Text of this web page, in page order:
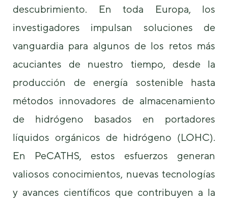
descubrimiento. En toda Europa, los
investigadores impulsan soluciones de
vanguardia para algunos de los retos más
acuciantes de nuestro tiempo, desde la
producción de energía sostenible hasta
métodos innovadores de almacenamiento
de hidrógeno basados ​​en portadores
líquidos orgánicos de hidrógeno (LOHC).
En PeCATHS, estos esfuerzos generan
valiosos conocimientos, nuevas tecnologías
y avances científicos que contribuyen a la
Necesarias
cookies no
opcionales.
Son
necesarias
para que
web.